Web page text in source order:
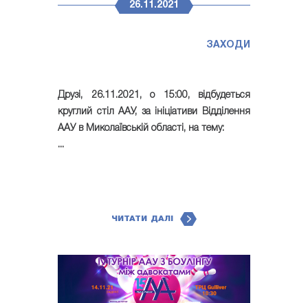
26.11.2021
ЗАХОДИ
Друзі, 26.11.2021, о 15:00, відбудеться
круглий стіл ААУ, за ініціативи Відділення
ААУ в Миколаївській області, на тему:
...
ЧИТАТИ ДАЛІ